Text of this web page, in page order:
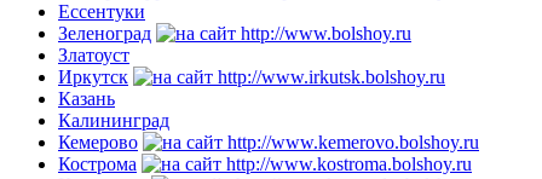
Ессентуки
Зеленоград
Златоуст
Иркутск
Казань
Калининград
Кемерово
Кострома